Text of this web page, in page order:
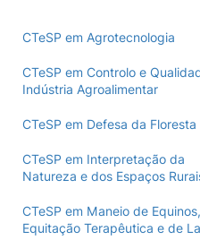
CTeSP em Agrotecnologia
CTeSP em Controlo e
Indústria Agroalimentar
CTeSP em Defesa da Floresta
CTeSP em Interpretação da
Natureza e dos Espaços
CTeSP em Maneio de Equinos,
Equitação Terapêutica e de